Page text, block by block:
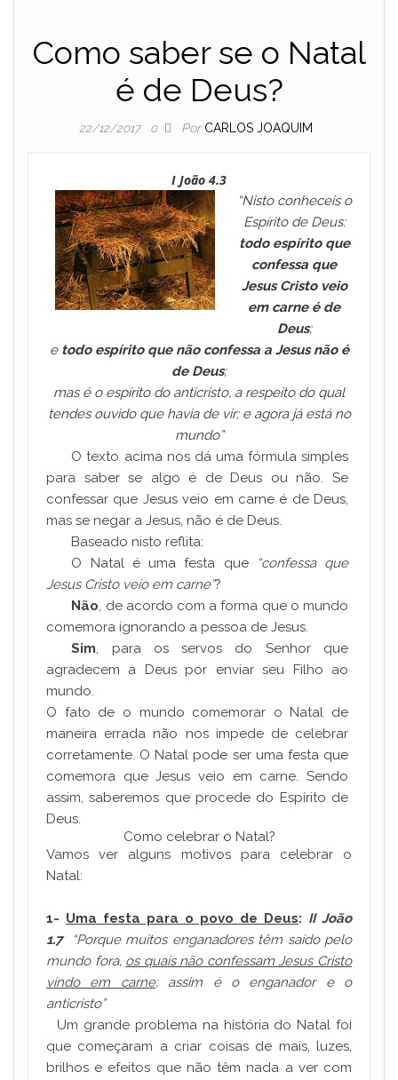
Como saber se o Natal
é de Deus?
22/12/2017 0 Por CARLOS JOAQUIM
I João 4.3
“Nisto conheceis o
Espírito de Deus:
todo espírito que
confessa que
Jesus Cristo veio
em carne é de
Deus;
e todo espírito que não confessa a Jesus não é
de Deus;
mas é o espírito do anticristo, a respeito do qual
tendes ouvido que havia de vir; e agora já está no
mundo”
O texto acima nos dá uma fórmula simples
para saber se algo é de Deus ou não. Se
confessar que Jesus veio em carne é de Deus,
mas se negar a Jesus, não é de Deus.
Baseado nisto reflita:
O Natal é uma festa que
“confessa que
Jesus Cristo veio em carne”?
Não, de acordo com a forma que o mundo
comemora ignorando a pessoa de Jesus.
Sim, para os servos do Senhor que
agradecem a Deus por enviar seu Filho ao
mundo.
O fato de o mundo comemorar o Natal de
maneira errada não nos impede de celebrar
corretamente. O Natal pode ser uma festa que
comemora que Jesus veio em carne. Sendo
assim, saberemos que procede do Espírito de
Deus.
Como celebrar o Natal?
Vamos ver alguns motivos para celebrar o
Natal:
1- Uma festa para o povo de Deus: II João
1.7
“Porque muitos enganadores têm saído pelo
mundo fora, os quais não confessam Jesus Cristo
vindo em carne; assim é o enganador e o
anticristo”
Um grande problema na história do Natal foi
que começaram a criar coisas de mais, luzes,
brilhos e efeitos que não têm nada a ver com